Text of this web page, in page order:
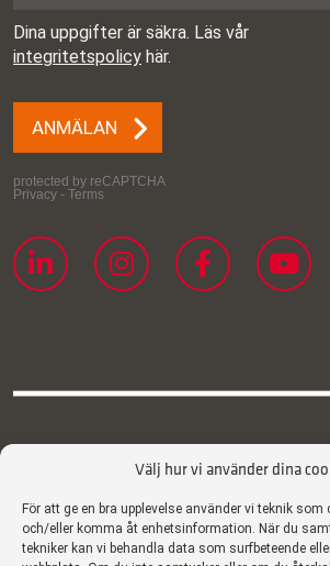
Välj hur vi använder dina
För att ge en bra upplevelse använder vi teknik
och/eller komma åt enhetsinformation. När du
tekniker kan vi behandla data som surfbeteende
Integritetspolicy
Cookiepolicy